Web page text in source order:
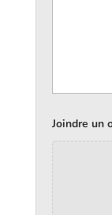
Joindre un